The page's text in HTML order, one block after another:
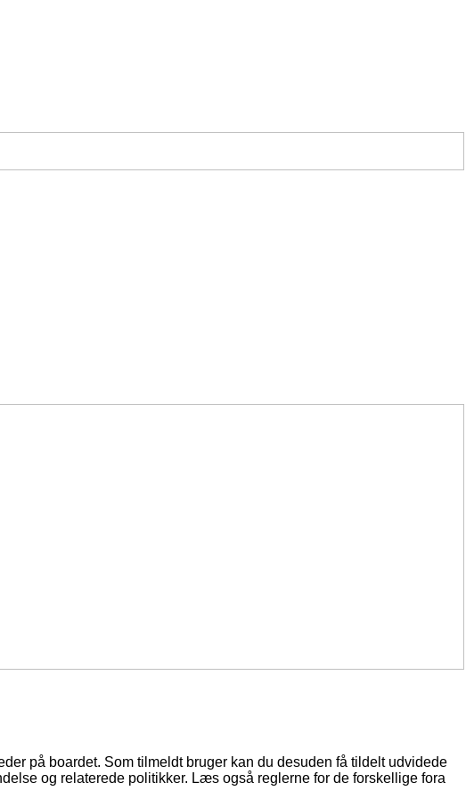
på boardet. Som tilmeldt bruger kan du desuden få tildelt udvidede
og relaterede politikker. Læs også reglerne for de forskellige fora